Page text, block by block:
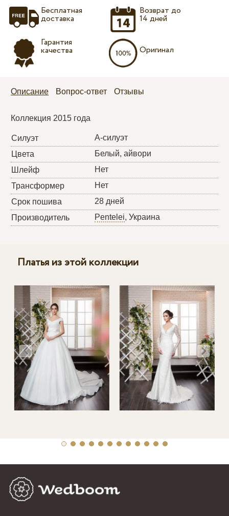
Бесплатная
доставка
Гарантия
качества
Возврат до
14 дней
Оригинал
Описание Вопрос-ответ Отзывы
Коллекция 2015 года
Силуэт
А-силуэт
Цвета
Белый, айвори
Шлейф
Нет
Трансформер
Нет
Срок пошива
28 дней
Производитель
Pentelei, Украина
Платья из этой коллекции